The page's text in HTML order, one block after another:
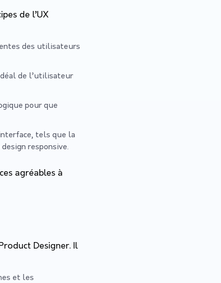
de l’UX
des utilisateurs
de l’utilisateur
pour que
tels que la
responsive.
agréables à
Designer. Il
et les